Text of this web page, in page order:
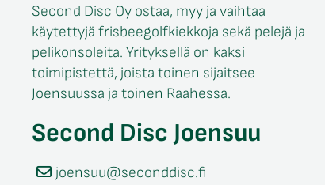
Second Disc Oy ostaa, myy ja vaihtaa
käytettyjä frisbeegolfkiekkoja sekä pelejä ja
pelikonsoleita. Yrityksellä on kaksi
toimipistettä, joista toinen sijaitsee
Joensuussa ja toinen Raahessa.
Second Disc Joensuu
joensuu@seconddisc.fi